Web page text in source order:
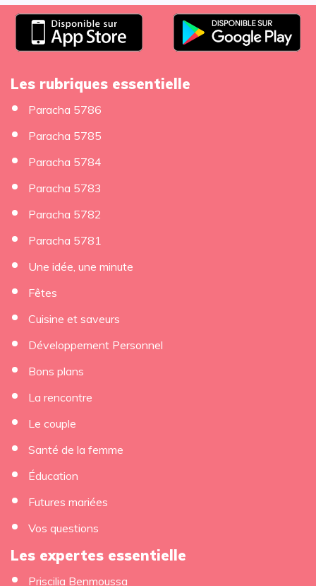
Les rubriques essentielle
Paracha 5786
Paracha 5785
Paracha 5784
Paracha 5783
Paracha 5782
Paracha 5781
Une idée, une minute
Fêtes
Cuisine et saveurs
Développement Personnel
Bons plans
La rencontre
Le couple
Santé de la femme
Éducation
Futures mariées
Vos questions
Les expertes essentielle
Priscilia Benmoussa